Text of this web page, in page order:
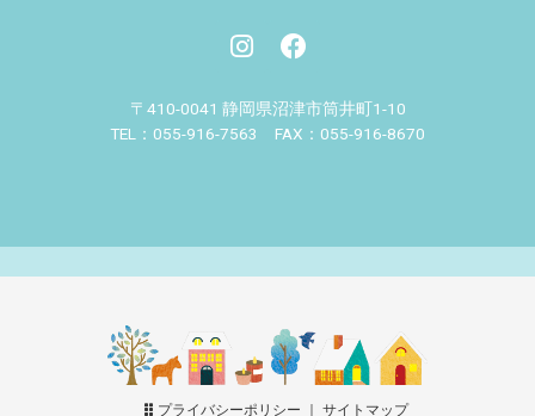
〒410-0041 静岡県沼津市筒井町1-10
TEL：055-916-7563 FAX：055-916-8670
プライバシーポリシー サイトマップ